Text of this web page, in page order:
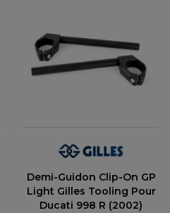
Demi-Guidon Clip-On GP
Light Gilles Tooling Pour
Ducati 998 R (2002)